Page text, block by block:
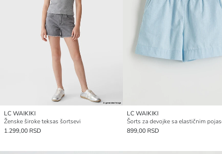
LC WAIKIKI
Ženske široke teksas šortsevi
1.299,00 RSD
LC WAIKIKI
Šorts za devojke sa elastičnim
899,00 RSD